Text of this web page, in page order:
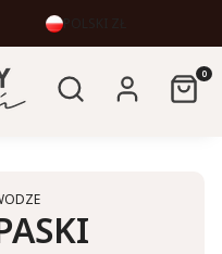
Otwórz
Szukaj Zaloguj się